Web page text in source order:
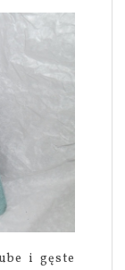
i gęste